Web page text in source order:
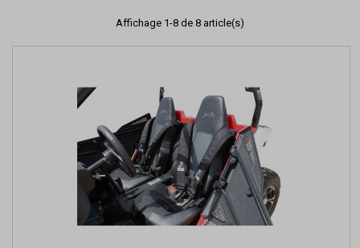
Affichage 1-8 de 8 article(s)